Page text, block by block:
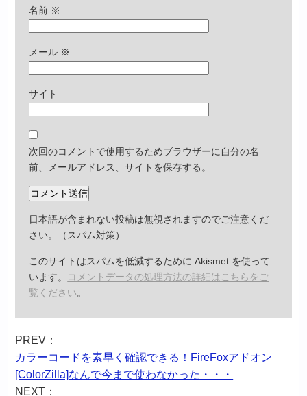
名前 ※
メール ※
サイト
次回のコメントで使用するためブラウザーに自分の名
前、メールアドレス、サイトを保存する。
日本語が含まれない投稿は無視されますのでご注意くだ
さい。（スパム対策）
このサイトはスパムを低減するために Akismet を使って
います。
コメントデータの処理方法の詳細はこちらをご
覧ください。
PREV：
カラーコードを素早く確認できる！FireFoxアドオン
[ColorZilla]なんで今まで使わなかった・・・
NEXT：